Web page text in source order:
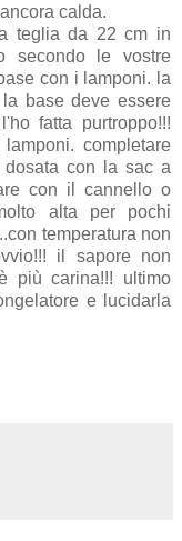
calda.
teglia da 22 cm in
secondo le vostre
con i lamponi. la
base deve essere
fatta purtroppo!!!
completare
dosata con la sac a
con il cannello o
alta per pochi
temperatura non
il sapore non
più carina!!! ultimo
e lucidarla